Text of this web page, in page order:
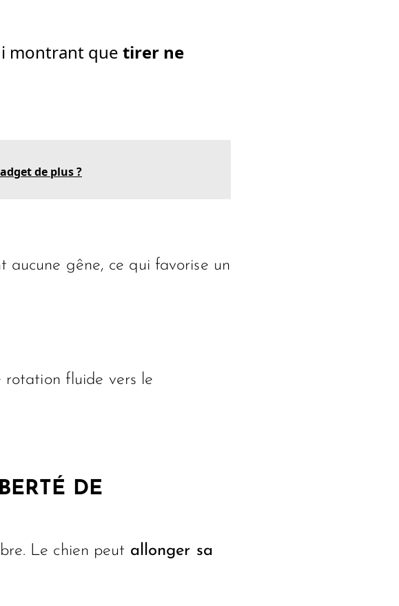
montrant que tirer ne
de plus ?
aucune gêne, ce qui favorise un
rotation fluide vers le
DE
Le chien peut allonger sa